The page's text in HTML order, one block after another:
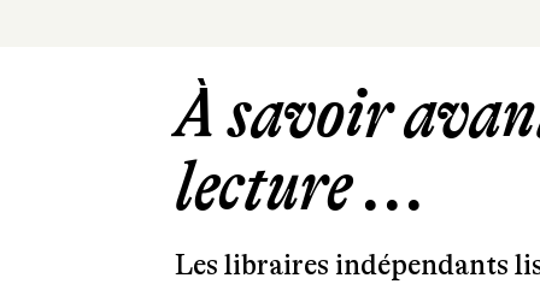
À savoir
lecture ...
Les libraires indépendants